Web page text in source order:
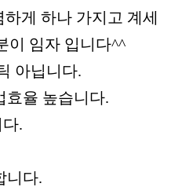
게 하나 가지고 계세
이 임자 입니다^^
아닙니다.
효율 높습니다.
.
니다.